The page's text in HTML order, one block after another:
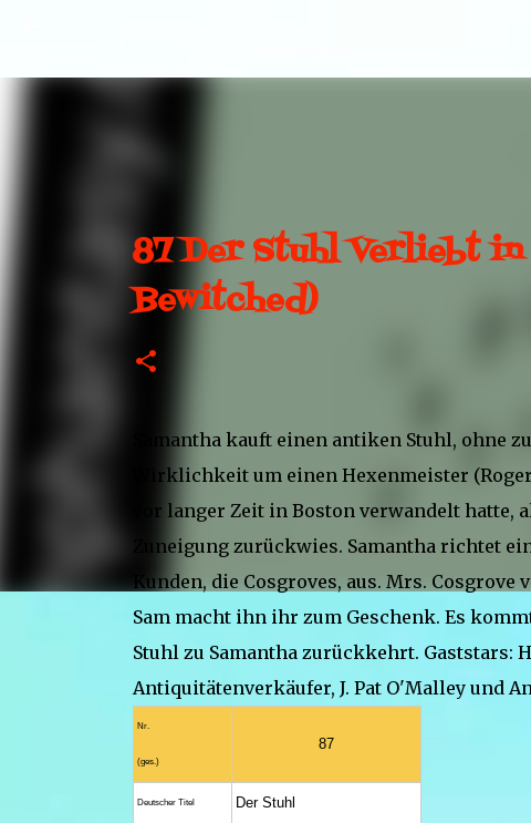
87 Der Stuhl Verliebt
Bewitched)
Samantha kauft einen antiken Stuhl, ohne
Wirklichkeit um einen Hexenmeister
vor langer Zeit in Boston verwandelt hatte,
Zuneigung zurückwies. Samantha richtet
Kunden, die Cosgroves, aus. Mrs.
Sam macht ihn ihr zum Geschenk. Es
Stuhl zu Samantha zurückkehrt. Gaststars:
Antiquitätenverkäufer, J. Pat O'Malley und
Nr.
(ges.)
87
Deutscher Titel Der Stuhl